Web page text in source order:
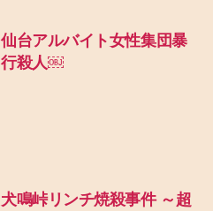
仙台アルバイト女性集団暴
行殺人￼
犬鳴峠リンチ焼殺事件 ～超